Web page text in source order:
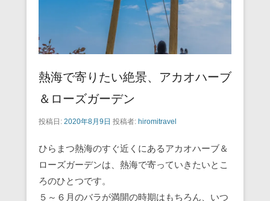
熱海で寄りたい絶景、アカオハーブ
＆ローズガーデン
投稿日: 2020年8月9日 投稿者: hiromitravel
ひらまつ熱海のすぐ近くにあるアカオハーブ＆
ローズガーデンは、熱海で寄っていきたいとこ
ろのひとつです。
５～６月のバラが満開の時期はもちろん、いつ